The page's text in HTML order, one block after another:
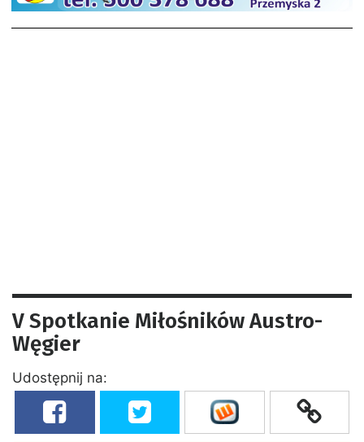
V Spotkanie Miłośników Austro-
Węgier
Udostępnij na: